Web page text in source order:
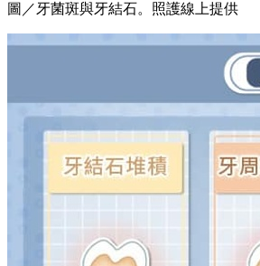
圖／牙菌斑與牙結石。照護線上提供